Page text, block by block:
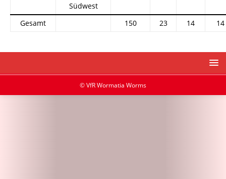
Südwest
Gesamt 150 23 14 14
© VfR Wormatia Worms